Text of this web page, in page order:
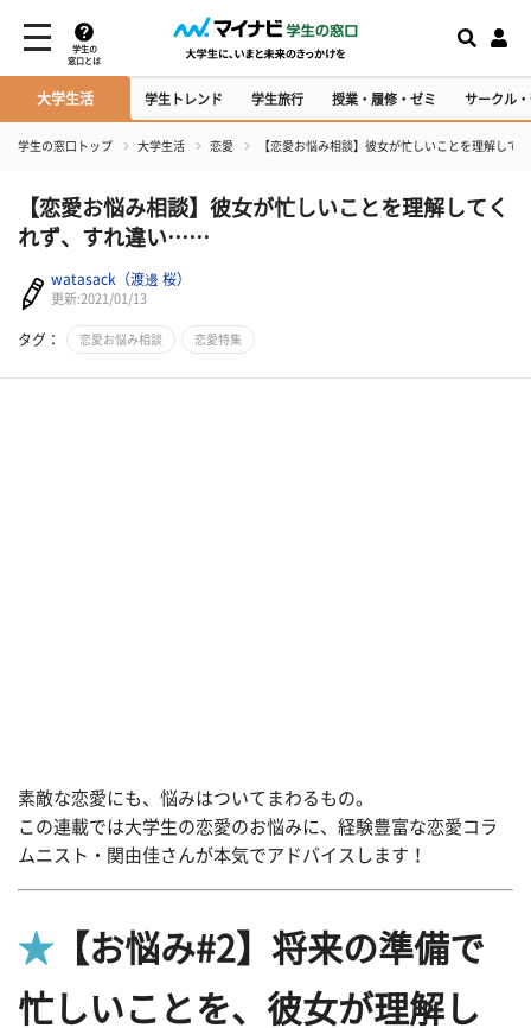
学生の
窓口とは
大学生活 学生トレンド 学生旅行 授業・履修・ゼミ サークル
学生の窓口トップ 大学生活 恋愛 【恋愛お悩み相談】彼女が忙しいことを理解し
【恋愛お悩み相談】彼女が忙しいことを理解してく
れず、すれ違い……
watasack（渡邊 桜）
更新:2021/01/13
タグ： 恋愛お悩み相談 恋愛特集
素敵な恋愛にも、悩みはついてまわるもの。
この連載では大学生の恋愛のお悩みに、経験豊富な恋愛コラ
ムニスト・関由佳さんが本気でアドバイスします！
★ 【お悩み#2】将来の準備で
忙しいことを、彼女が理解し